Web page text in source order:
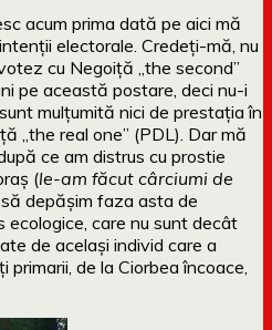
acum prima dată pe aici mă
electorale. Credeți-mă, nu
cu Negoiță „the second”
pe această postare, deci nu-i
mulțumită nici de prestația în
„the real one” (PDL). Dar mă
ce am distrus cu prostie
(le-am făcut cârciumi de
depășim faza asta de
care nu sunt decât
de același individ care a
primarii, de la Ciorbea încoace,